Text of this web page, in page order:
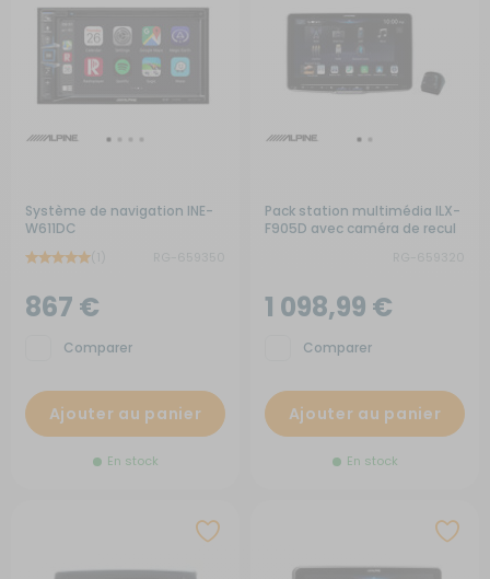
Système de navigation INE-
W611DC
867 €
Comparer
Ajouter au panier
En stock
Pack station multimédia ILX-
F905D avec caméra de recul
1 098,99 €
Comparer
Ajouter au panier
En stock